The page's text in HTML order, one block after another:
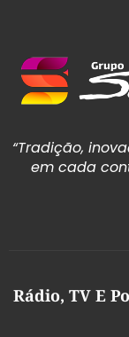
“Tradição,
em cada
Rádio, TV E